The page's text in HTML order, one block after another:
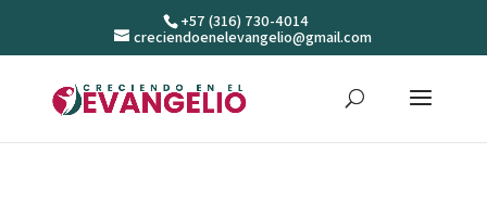
+57 (316) 730-4014
creciendoenelevangelio@gmail.com